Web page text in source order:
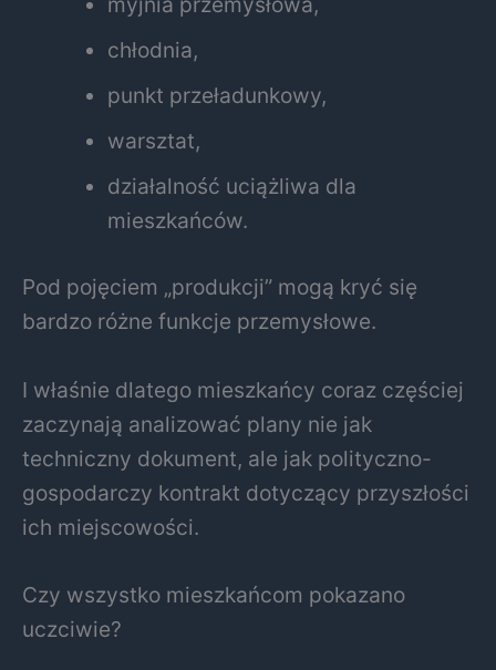
chłodnia,
punkt przeładunkowy,
warsztat,
działalność uciążliwa dla
mieszkańców.
Pod pojęciem „produkcji” mogą kryć się
bardzo różne funkcje przemysłowe.
I właśnie dlatego mieszkańcy coraz częściej
zaczynają analizować plany nie jak
techniczny dokument, ale jak polityczno-
gospodarczy kontrakt dotyczący przyszłości
ich miejscowości.
Czy wszystko mieszkańcom pokazano
uczciwie?